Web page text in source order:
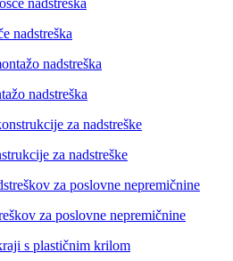
nadstreška
nadstreška
za nadstreške
za poslovne nepremičnine